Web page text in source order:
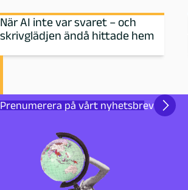
När AI inte var svaret – och
skrivglädjen ändå hittade hem
Prenumerera på vårt nyhetsbrev